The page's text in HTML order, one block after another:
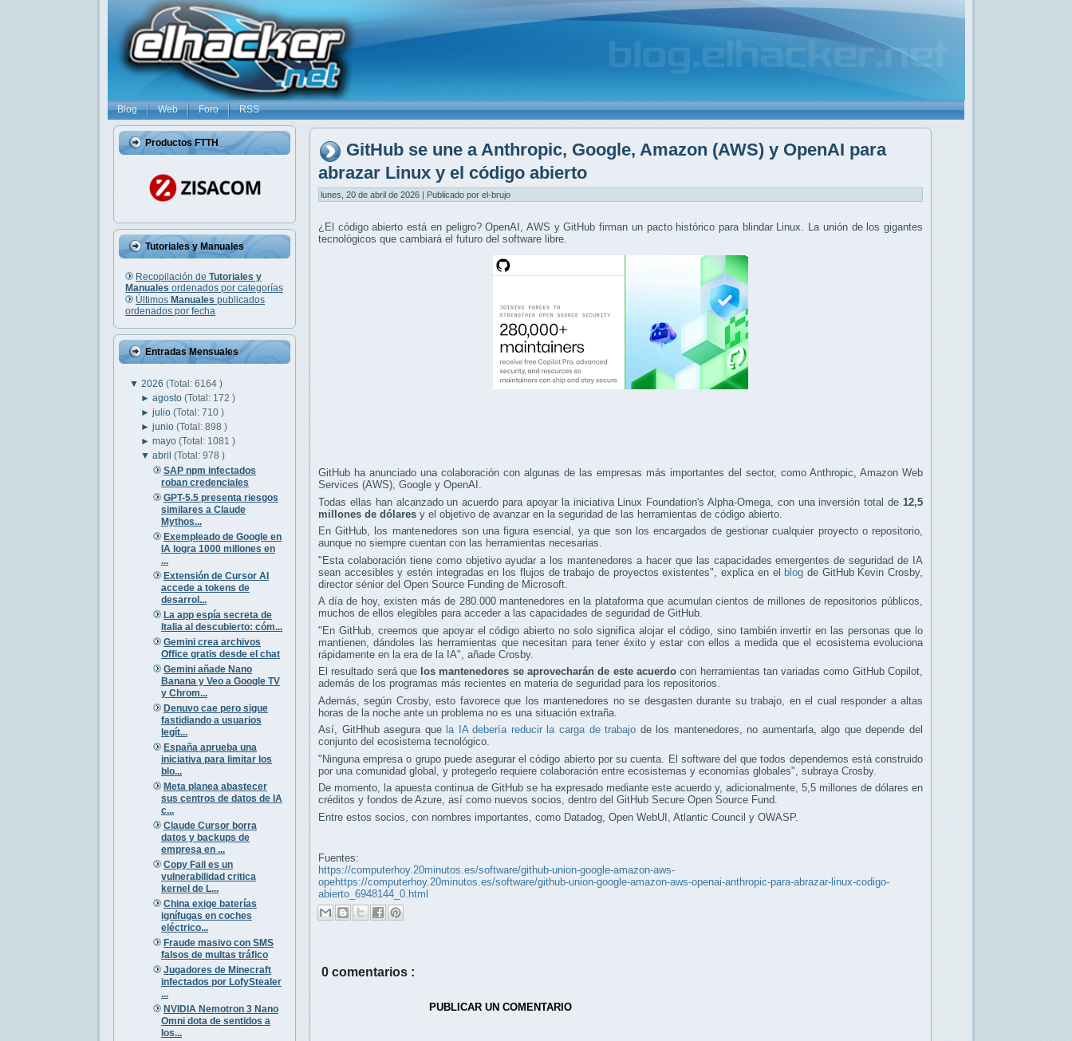
Blog Web Foro RSS
Productos FTTH
Tutoriales y Manuales
Recopilación de Tutoriales y
Manuales ordenados por categorías
Últimos Manuales publicados
ordenados por fecha
Entradas Mensuales
▼ 2026 (Total: 6164 )
►agosto(Total: 172 )
►julio(Total: 710 )
►junio(Total: 898 )
►mayo(Total: 1081 )
▼abril(Total: 978 )
SAP npm infectados
roban credenciales
GPT-5.5 presenta riesgos
similares a Claude
Mythos...
Exempleado de Google en
IA logra 1000 millones en
...
Extensión de Cursor AI
accede a tokens de
desarrol...
La app espía secreta de
Italia al descubierto: cóm...
Gemini crea archivos
Office gratis desde el chat
Gemini añade Nano
Banana y Veo a Google TV
y Chrom...
Denuvo cae pero sigue
fastidiando a usuarios
legít...
España aprueba una
iniciativa para limitar los
blo...
Meta planea abastecer
sus centros de datos de IA
c...
Claude Cursor borra
datos y backups de
empresa en ...
Copy Fail es un
vulnerabilidad critica
kernel de L...
China exige baterías
ignífugas en coches
eléctrico...
Fraude masivo con SMS
falsos de multas tráfico
Jugadores de Minecraft
infectados por LofyStealer
...
NVIDIA Nemotron 3 Nano
Omni dota de sentidos a
los...
GitHub se une a Anthropic, Google, Amazon (AWS) y OpenAI para
abrazar Linux y el código abierto
lunes, 20 de abril de 2026 | Publicado por el-brujo
¿El código abierto está en peligro? OpenAI, AWS y GitHub firman un pacto histórico para blindar Linux. La unión de los gigantes
tecnológicos que cambiará el futuro del software libre.
GitHub ha anunciado una colaboración con algunas de las empresas más importantes del sector, como Anthropic, Amazon Web
Services (AWS), Google y OpenAI.
Todas ellas han alcanzado un acuerdo para apoyar la iniciativa Linux Foundation's Alpha-Omega, con una inversión total de 12,5
millones de dólares y el objetivo de avanzar en la seguridad de las herramientas de código abierto.
En GitHub, los mantenedores son una figura esencial, ya que son los encargados de gestionar cualquier proyecto o repositorio,
aunque no siempre cuentan con las herramientas necesarias.
"Esta colaboración tiene como objetivo ayudar a los mantenedores a hacer que las capacidades emergentes de seguridad de IA
sean accesibles y estén integradas en los flujos de trabajo de proyectos existentes", explica en el blog de GitHub Kevin Crosby,
director sénior del Open Source Funding de Microsoft.
A día de hoy, existen más de 280.000 mantenedores en la plataforma que acumulan cientos de millones de repositorios públicos,
muchos de ellos elegibles para acceder a las capacidades de seguridad de GitHub.
"En GitHub, creemos que apoyar el código abierto no solo significa alojar el código, sino también invertir en las personas que lo
mantienen, dándoles las herramientas que necesitan para tener éxito y estar con ellos a medida que el ecosistema evoluciona
rápidamente en la era de la IA", añade Crosby.
El resultado será que los mantenedores se aprovecharán de este acuerdocon herramientas tan variadas como GitHub Copilot,
además de los programas más recientes en materia de seguridad para los repositorios.
Además, según Crosby, esto favorece que los mantenedores no se desgasten durante su trabajo, en el cual responder a altas
horas de la noche ante un problema no es una situación extraña.
Así, GitHhub asegura que la IA debería reducir la carga de trabajo de los mantenedores, no aumentarla, algo que depende del
conjunto del ecosistema tecnológico.
"Ninguna empresa o grupo puede asegurar el código abierto por su cuenta. El software del que todos dependemos está construido
por una comunidad global, y protegerlo requiere colaboración entre ecosistemas y economías globales", subraya Crosby.
De momento, la apuesta continua de GitHub se ha expresado mediante este acuerdo y, adicionalmente, 5,5 millones de dólares en
créditos y fondos de Azure, así como nuevos socios, dentro del GitHub Secure Open Source Fund.
Entre estos socios, con nombres importantes, como Datadog, Open WebUI, Atlantic Council y OWASP.
Fuentes:
https://computerhoy.20minutos.es/software/github-union-google-amazon-aws-
opehttps://computerhoy.20minutos.es/software/github-union-google-amazon-aws-openai-anthropic-para-abrazar-linux-codigo-
abierto_6948144_0.html
0 comentarios :
PUBLICAR UN COMENTARIO